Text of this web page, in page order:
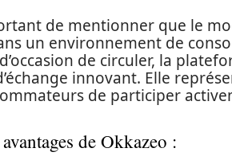
de mentionner que le
un environnement de
de circuler, la
innovant. Elle
de participer
de Okkazeo :